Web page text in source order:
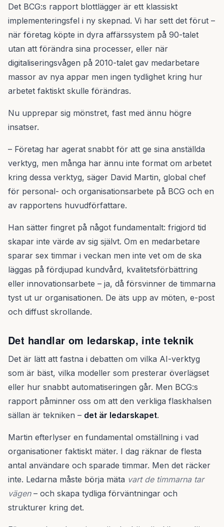
Det BCG:s rapport blottlägger är ett klassiskt
implementeringsfel i ny skepnad. Vi har sett det förut –
när företag köpte in dyra affärssystem på 90-talet
utan att förändra sina processer, eller när
digitaliseringsvågen på 2010-talet gav medarbetare
massor av nya appar men ingen tydlighet kring hur
arbetet faktiskt skulle förändras.
Nu upprepar sig mönstret, fast med ännu högre
insatser.
– Företag har agerat snabbt för att ge sina anställda
verktyg, men många har ännu inte format om arbetet
kring dessa verktyg, säger David Martin, global chef
för personal- och organisationsarbete på BCG och en
av rapportens huvudförfattare.
Han sätter fingret på något fundamentalt: frigjord tid
skapar inte värde av sig självt. Om en medarbetare
sparar sex timmar i veckan men inte vet om de ska
läggas på fördjupad kundvård, kvalitetsförbättring
eller innovationsarbete – ja, då försvinner de timmarna
tyst ut ur organisationen. De äts upp av möten, e-post
och diffust skrollande.
Det handlar om ledarskap, inte teknik
Det är lätt att fastna i debatten om vilka AI-verktyg
som är bäst, vilka modeller som presterar överlägset
eller hur snabbt automatiseringen går. Men BCG:s
rapport påminner oss om att den verkliga flaskhalsen
sällan är tekniken – det är ledarskapet.
Martin efterlyser en fundamental omställning i vad
organisationer faktiskt mäter. I dag räknar de flesta
antal användare och sparade timmar. Men det räcker
inte. Ledarna måste börja mäta vart de timmarna tar
vägen– och skapa tydliga förväntningar och
strukturer kring det.